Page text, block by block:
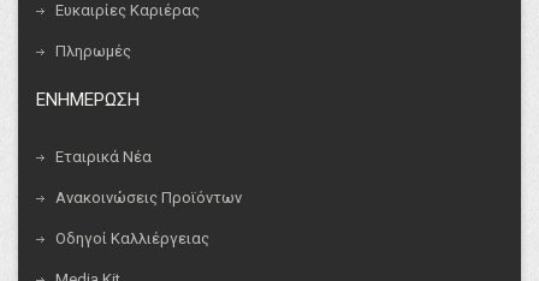
Ευκαιρίες Καριέρας
Πληρωμές
ΕΝΗΜΕΡΩΣΗ
Εταιρικά Νέα
Ανακοινώσεις Προϊόντων
Οδηγοί Καλλιέργειας